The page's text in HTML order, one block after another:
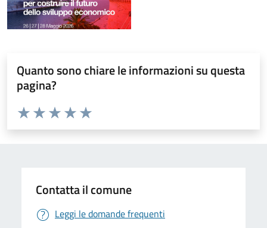
Quanto sono chiare le informazioni su questa
pagina?
Valuta da 1 a 5 stelle la pagina
Valuta 5 stelle su 5
Valuta 4 stelle su 5
Valuta 3 stelle su 5
Valuta 2 stelle su 5
Valuta 1 stelle su 5
Contatta il comune
Leggi le domande frequenti